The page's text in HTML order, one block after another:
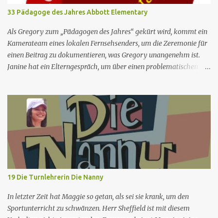
frisch verheiratete Ehepaar Paul Buchman, einen
Dokumentarfilmer, und Jamie Stemple Buchman, eine Spezialistin
für Öffentlichkeitsarbeit, die sich mit allen möglichen Dingen
beschäftigen, von humorvollen Kleinigkeiten des Alltags bis hin zu
großen...
33 Pädagoge des Jahres Abbott Elementary
Als Gregory zum „Pädagogen des Jahres“ gekürt wird, kommt ein
Kamerateam eines lokalen Fernsehsenders, um die Zeremonie für
einen Beitrag zu dokumentieren, was Gregory unangenehm ist.
Janine hat ein Elterngespräch, um über einen problematischen
Fortbildung für Lehrer, die sie vom Schulbezirk absolvieren muss.
Nr. (ges.) 33 Deutscher Titel Pädagoge des Jahres Serie Abbott
Elementary Staffel Staffel 2 Nr. (St.) 20 Original­titel Educator of
the Year Regie Claire Scanlon Drehbuch Jordan Temple Erstaus­
strahlung (USA) 5. Apr. 2023 Deutsch­sprachige Erst­veröffent­
lichung (D/A/CH) 21. Juni 2023 Abbott Elementary ist eine US-
amerikanische Sitcom im Mockumentary-Stil, die von Quinta
Brunson erdacht wurde 🏫Eine Gruppe von sehr engagierten
Lehrern sowie eine etwas unbeholfene Schulleiterin versuchen
trotz aller herrschenden Widerst...
19 Die Turnlehrerin Die Nanny
In letzter Zeit hat Maggie so getan, als sei sie krank, um den
Sportunterricht zu schwänzen. Herr Sheffield ist mit diesem